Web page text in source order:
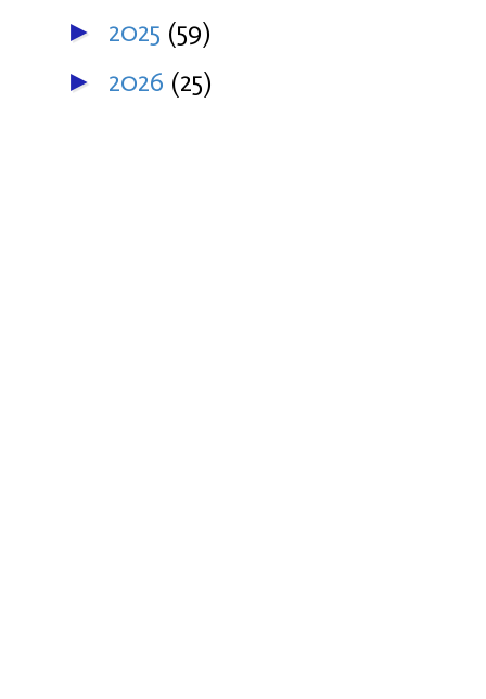
► 2025 (59)
► 2026 (25)